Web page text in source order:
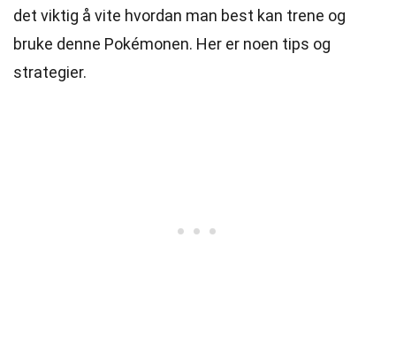
det viktig å vite hvordan man best kan trene og
bruke denne Pokémonen. Her er noen tips og
strategier.